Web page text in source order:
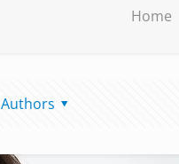
Home
Authors